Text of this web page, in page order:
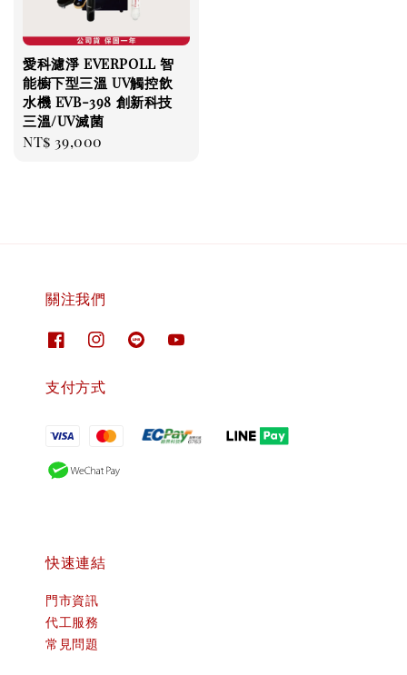
愛科濾淨 EVERPOLL 智
能櫥下型三溫 UV觸控飲
水機 EVB-398 創新科技
三溫/UV滅菌
Regular
NT$ 39,000
關注我們
支付方式
快速連結
門市資訊
代工服務
常見問題